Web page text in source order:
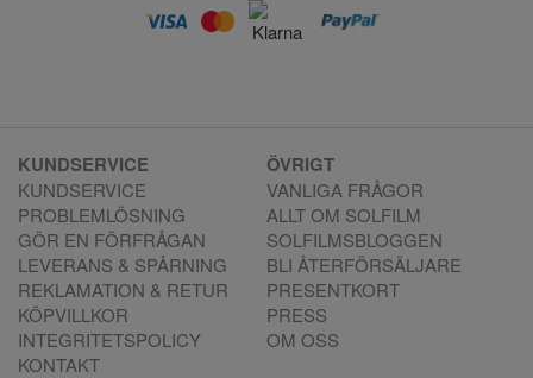
KUNDSERVICE
KUNDSERVICE
PROBLEMLÖSNING
GÖR EN FÖRFRÅGAN
LEVERANS & SPÅRNING
REKLAMATION & RETUR
KÖPVILLKOR
INTEGRITETSPOLICY
KONTAKT
ÖVRIGT
VANLIGA FRÅGOR
ALLT OM SOLFILM
SOLFILMSBLOGGEN
BLI ÅTERFÖRSÄLJARE
PRESENTKORT
PRESS
OM OSS